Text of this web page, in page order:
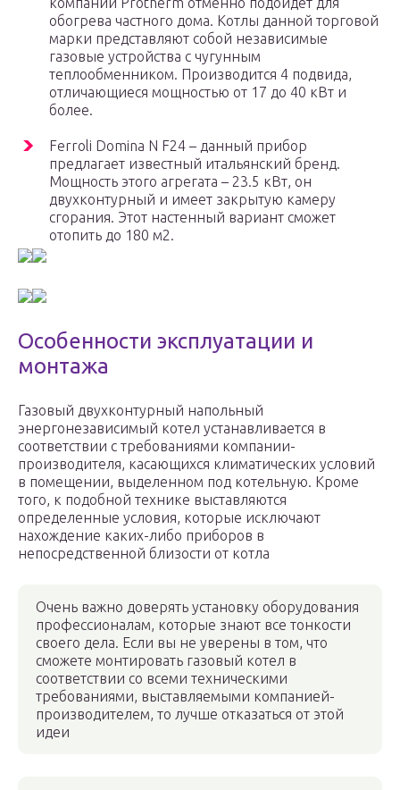
обогрева частного дома. Котлы данной торговой
марки представляют собой независимые
газовые устройства с чугунным
теплообменником. Производится 4 подвида,
отличающиеся мощностью от 17 до 40 кВт и
более.
Ferroli Domina N F24 – данный прибор
предлагает известный итальянский бренд.
Мощность этого агрегата – 23.5 кВт, он
двухконтурный и имеет закрытую камеру
сгорания. Этот настенный вариант сможет
отопить до 180 м2.
Особенности эксплуатации и
монтажа
Газовый двухконтурный напольный
энергонезависимый котел устанавливается в
соответствии с требованиями компании-
производителя, касающихся климатических условий
в помещении, выделенном под котельную. Кроме
того, к подобной технике выставляются
определенные условия, которые исключают
нахождение каких-либо приборов в
непосредственной близости от котла
Очень важно доверять установку оборудования
профессионалам, которые знают все тонкости
своего дела. Если вы не уверены в том, что
сможете монтировать газовый котел в
соответствии со всеми техническими
требованиями, выставляемыми компанией-
производителем, то лучше отказаться от этой
идеи